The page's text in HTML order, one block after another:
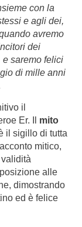
con la
e agli dei,
avremo
dei
saremo felici
di mille anni
il
Er. Il mito
il sigillo di tutta
mitico,
alle
dimostrando
ed è felice